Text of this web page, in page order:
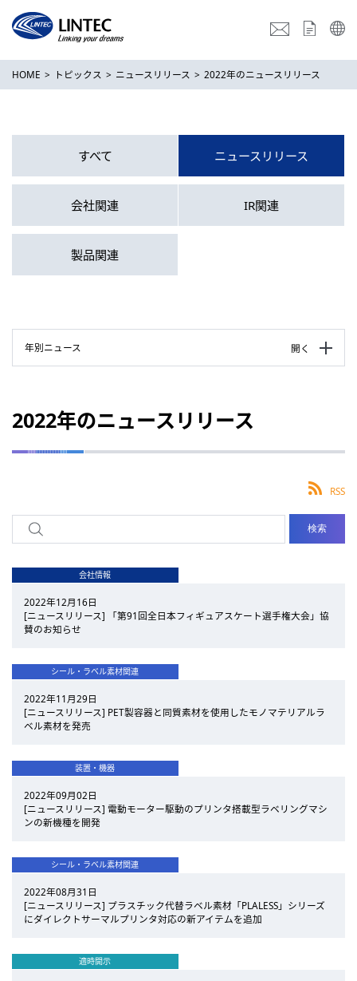
HOME トピックス ニュースリリース 2022年のニュースリリース
すべて ニュースリリース
会社関連 IR関連
製品関連
年別ニュース
2022年のニュースリリース
RSS
会社情報
2022年12月16日
[ニュースリリース] 「第91回全日本フィギュアスケート選手権大会」協
賛のお知らせ
シール・ラベル素材関連
2022年11月29日
[ニュースリリース] PET製容器と同質素材を使用したモノマテリアルラ
ベル素材を発売
装置・機器
2022年09月02日
[ニュースリリース] 電動モーター駆動のプリンタ搭載型ラベリングマシ
ンの新機種を開発
シール・ラベル素材関連
2022年08月31日
[ニュースリリース] プラスチック代替ラベル素材「PLALESS」シリーズ
にダイレクトサーマルプリンタ対応の新アイテムを追加
適時開示